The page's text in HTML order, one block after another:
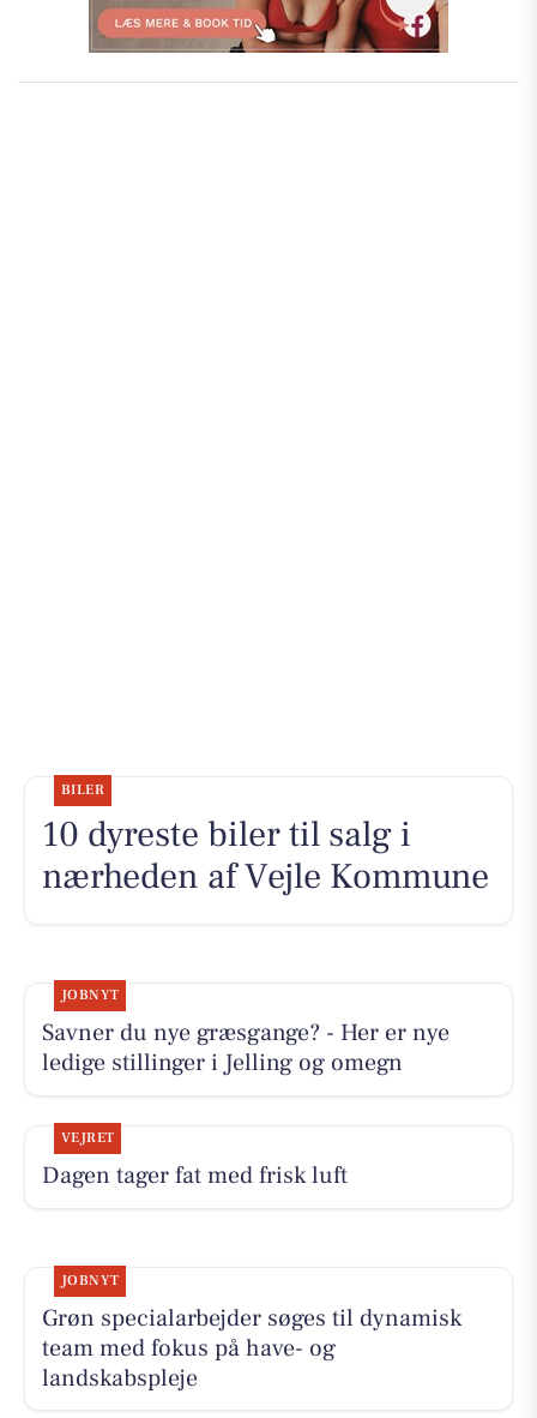
BILER
10 dyreste biler til salg i
nærheden af Vejle Kommune
JOBNYT
Savner du nye græsgange? - Her er nye
ledige stillinger i Jelling og omegn
VEJRET
Dagen tager fat med frisk luft
JOBNYT
Grøn specialarbejder søges til dynamisk
team med fokus på have- og
landskabspleje